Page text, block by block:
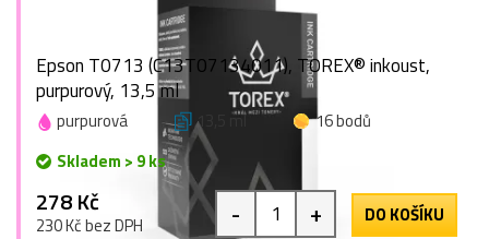
Epson T0713 (C13T07134011), TOREX® inkoust,
purpurový, 13,5 ml
purpurová 13,5 ml
16 bodů
Skladem > 9 ks
278 Kč
230 Kč bez DPH - + DO KOŠÍKU